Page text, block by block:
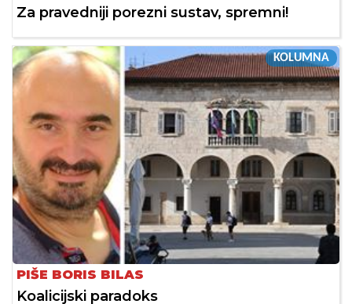
Za pravedniji porezni sustav, spremni!
KOLUMNA
PIŠE BORIS BILAS
Koalicijski paradoks